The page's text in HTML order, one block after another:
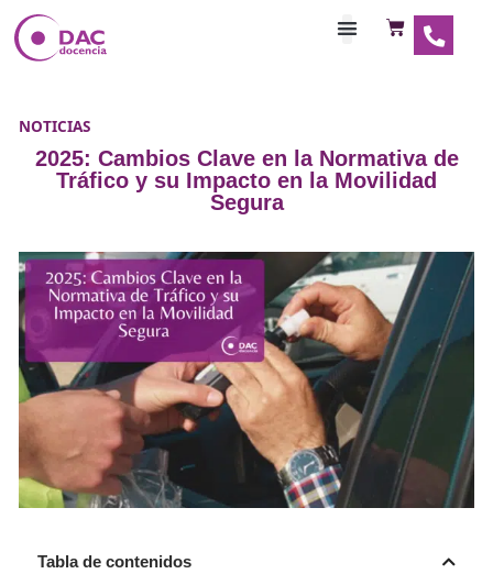
NOTICIAS
2025: Cambios Clave en la
Tráfico y su Impacto en la